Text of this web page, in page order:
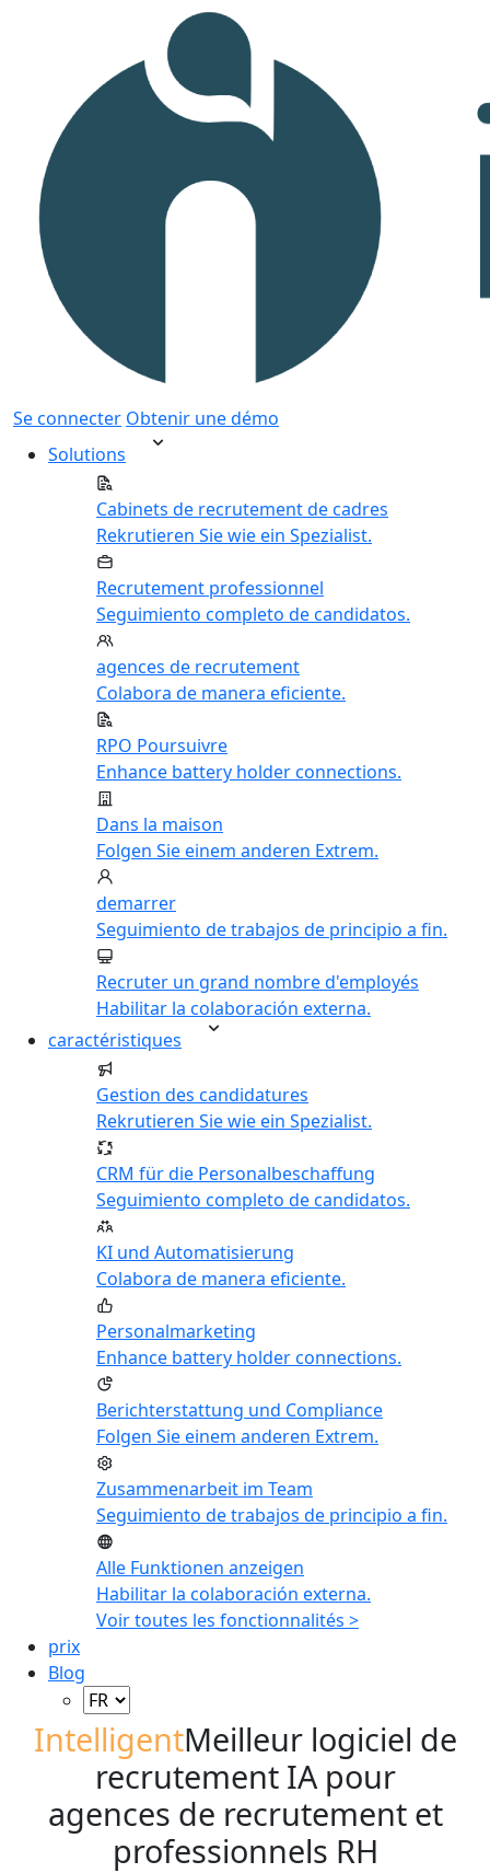
Se connecter Obtenir une démo
Solutions
Cabinets de recrutement de cadres
Rekrutieren Sie wie ein Spezialist.
Recrutement professionnel
Seguimiento completo de candidatos.
agences de recrutement
Colabora de manera eficiente.
RPO Poursuivre
Enhance battery holder connections.
Dans la maison
Folgen Sie einem anderen Extrem.
demarrer
Seguimiento de trabajos de principio a fin.
Recruter un grand nombre d'employés
Habilitar la colaboración externa.
caractéristiques
Gestion des candidatures
Rekrutieren Sie wie ein Spezialist.
CRM für die Personalbeschaffung
Seguimiento completo de candidatos.
KI und Automatisierung
Colabora de manera eficiente.
Personalmarketing
Enhance battery holder connections.
Berichterstattung und Compliance
Folgen Sie einem anderen Extrem.
Zusammenarbeit im Team
Seguimiento de trabajos de principio a fin.
Alle Funktionen anzeigen
Habilitar la colaboración externa.
Voir toutes les fonctionnalités >
prix
Blog
IntelligentMeilleurlogiciel de
recrutement IA pour
agences de recrutement et
professionnels RH